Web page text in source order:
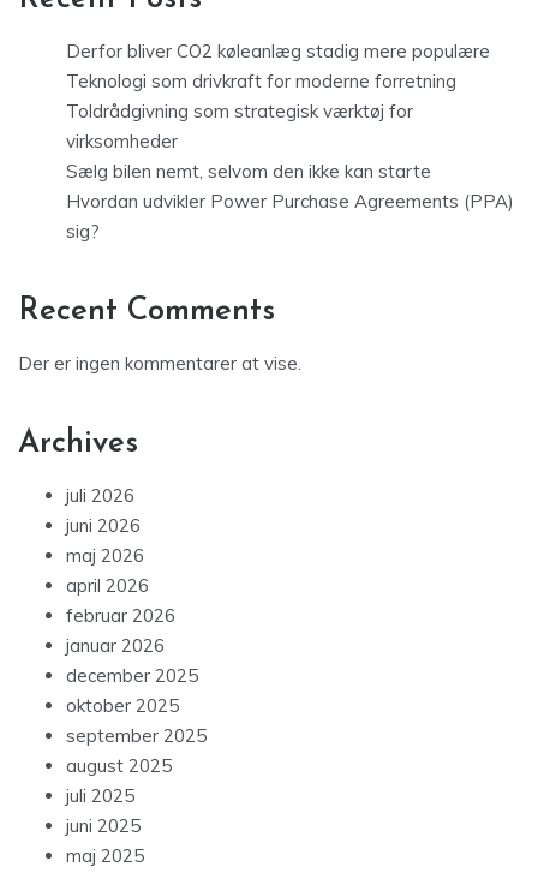
Derfor bliver CO2 køleanlæg stadig mere populære
Teknologi som drivkraft for moderne forretning
Toldrådgivning som strategisk værktøj for
virksomheder
Sælg bilen nemt, selvom den ikke kan starte
Hvordan udvikler Power Purchase Agreements (PPA)
sig?
Recent Comments
Der er ingen kommentarer at vise.
Archives
juli 2026
juni 2026
maj 2026
april 2026
februar 2026
januar 2026
december 2025
oktober 2025
september 2025
august 2025
juli 2025
juni 2025
maj 2025